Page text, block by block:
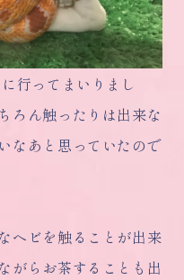
行ってまいりまし
ろん触ったりは出来な
なあと思っていたので
ヘビを触ることが出来
がらお茶することも出